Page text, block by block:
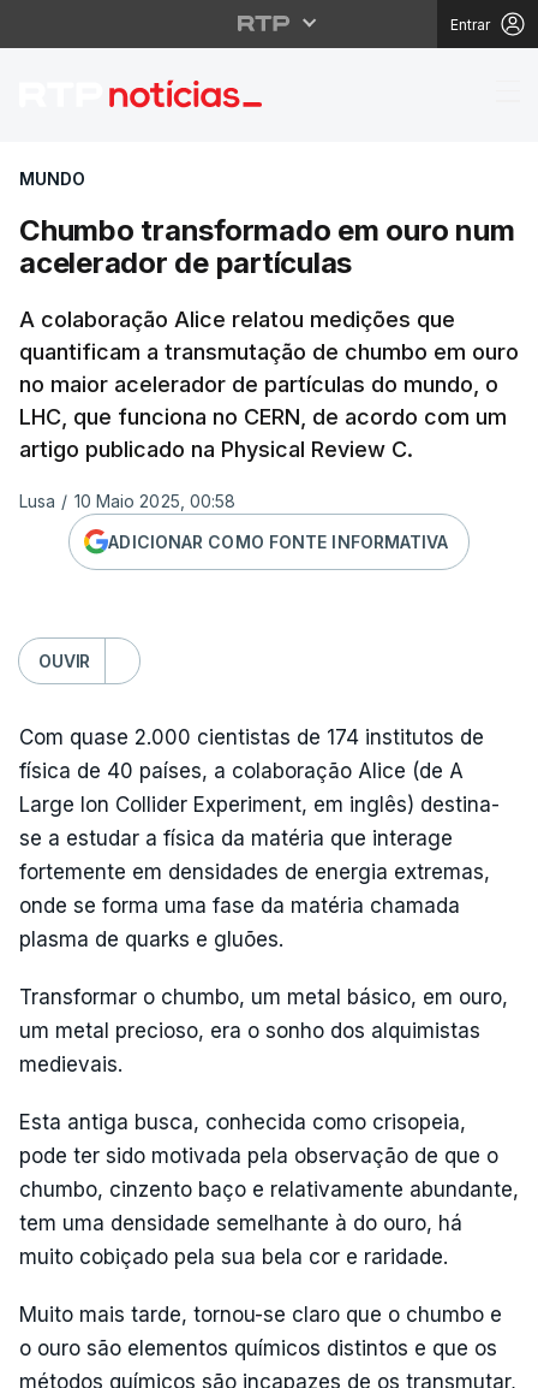
Entrar
Chumbo
MUNDO
Chumbo transformado em ouro num
acelerador de partículas
A colaboração Alice relatou medições que
quantificam a transmutação de chumbo em ouro
no maior acelerador de partículas do mundo, o
LHC, que funciona no CERN, de acordo com um
artigo publicado na Physical Review C.
Lusa / 10 Maio 2025, 00:58
ADICIONAR COMO FONTE INFORMATIVA
OUVIR
Com quase 2.000 cientistas de 174 institutos de
física de 40 países, a colaboração Alice (de A
Large Ion Collider Experiment, em inglês) destina-
se a estudar a física da matéria que interage
fortemente em densidades de energia extremas,
onde se forma uma fase da matéria chamada
plasma de quarks e gluões.
Transformar o chumbo, um metal básico, em ouro,
um metal precioso, era o sonho dos alquimistas
medievais.
Esta antiga busca, conhecida como crisopeia,
pode ter sido motivada pela observação de que o
chumbo, cinzento baço e relativamente abundante,
tem uma densidade semelhante à do ouro, há
muito cobiçado pela sua bela cor e raridade.
Muito mais tarde, tornou-se claro que o chumbo e
o ouro são elementos químicos distintos e que os
métodos químicos são incapazes de os transmutar,